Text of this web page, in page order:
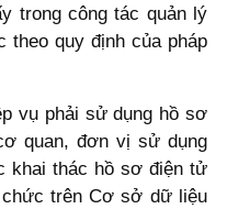
trong công tác quản lý
quy định của pháp
vụ phải sử dụng hồ sơ
quan, đơn vị sử dụng
khai thác hồ sơ điện tử
trên Cơ sở dữ liệu